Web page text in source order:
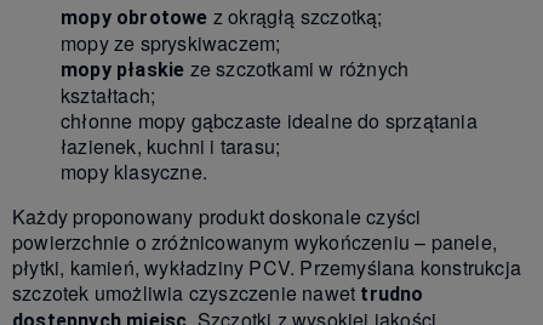
mopy obrotowe z okrągłą szczotką;
mopy ze spryskiwaczem;
mopy płaskie ze szczotkami w różnych
kształtach;
chłonne mopy gąbczaste idealne do sprzątania
łazienek, kuchni i tarasu;
mopy klasyczne.
Każdy proponowany produkt doskonale czyści
powierzchnie o zróżnicowanym wykończeniu – panele,
płytki, kamień, wykładziny PCV. Przemyślana konstrukcja
szczotek umożliwia czyszczenie nawet trudno
. Szczotki z wysokiej jakości